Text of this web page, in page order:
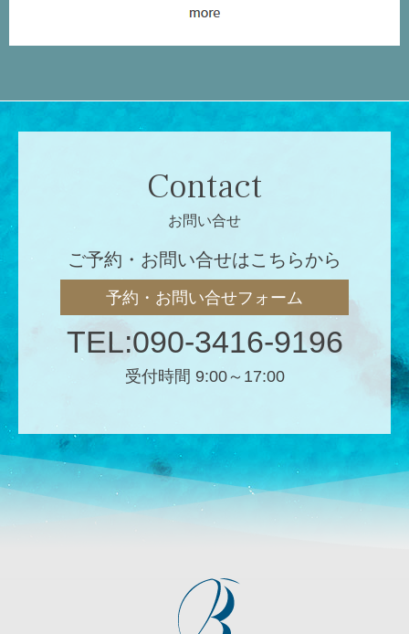
Contact
お問い合せ
ご予約・お問い合せはこちらから
予約・お問い合せフォーム
TEL:090-3416-9196
受付時間 9:00～17:00